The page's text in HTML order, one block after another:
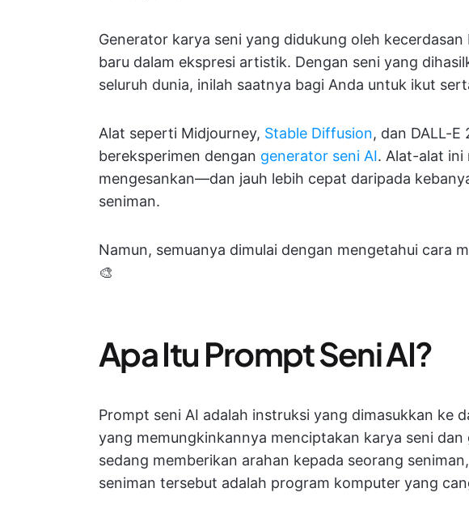
Generator karya seni yang didukung oleh
baru dalam ekspresi artistik. Dengan seni yang
seluruh dunia, inilah saatnya bagi Anda untuk ikut
Alat seperti Midjourney, Stable Diffusion, dan DALL-E
bereksperimen dengan generator seni AI. Alat-alat ini
mengesankan—dan jauh lebih cepat daripada
seniman.
Namun, semuanya dimulai dengan mengetahui cara
🎨
Apa Itu Prompt Seni AI?
Prompt seni AI adalah instruksi yang dimasukkan ke
yang memungkinkannya menciptakan karya seni dan
sedang memberikan arahan kepada seorang
seniman tersebut adalah program komputer yang